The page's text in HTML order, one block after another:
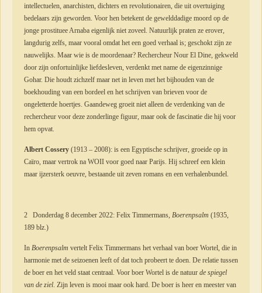
intellectuelen, anarchisten, dichters en revolutionairen, die uit overtuiging
bedelaars zijn geworden. Voor hen betekent de gewelddadige moord op de
jonge prostituee ­Arnaba eigenlijk niet zoveel. Natuurlijk praten ze erover,
langdurig zelfs, maar vooral omdat het een goed verhaal is; geschokt zijn ze
nauwelijks. Maar wie is de moordenaar? Rechercheur Nour El Dine, gekweld
door zijn onfortuinlijke liefdesleven, verdenkt met name de eigenzinnige
Gohar. Die houdt zichzelf maar net in leven met het bijhouden van de
boekhouding van een bordeel en het schrijven van brieven voor de
ongeletterde hoertjes. Gaandeweg groeit niet alleen de verdenking van de
rechercheur voor deze zonderlinge figuur, maar ook de fascinatie die hij voor
hem opvat.
Albert Cossery (1913 – 2008): is een Egyptische schrijver, groeide op in
Caïro, maar vertrok na WOII voor goed naar Parijs. Hij schreef een klein
maar ijzersterk oeuvre, bestaande uit zeven romans en een verhalenbundel.
2 Donderdag 8 december 2022: Felix Timmermans, Boerenpsalm (1935,
189 blz.)
In Boerenpsalm vertelt Felix Timmermans het verhaal van boer Wortel, die in
harmonie met de seizoenen leeft of dat toch probeert te doen. De relatie tussen
de boer en het veld staat centraal. Voor boer Wortel is de natuur de spiegel
van de ziel. Zijn leven is mooi maar ook hard. De boer is heer en meester van